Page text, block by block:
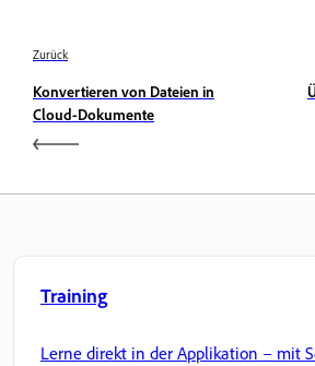
Zurück
Konvertieren von Dateien in
Cloud-Dokumente
Training
Lerne direkt in der Applikation – mit